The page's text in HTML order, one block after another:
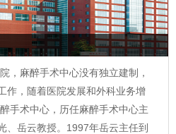
，麻醉手术中心没有独立建制，
作，随着医院发展和外科业务增
手术中心，历任麻醉手术中心主
、岳云教授。1997年岳云主任到